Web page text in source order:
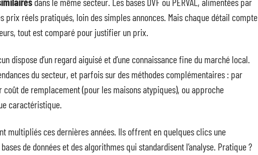
prix réels pratiqués, loin des simples annonces. Mais chaque détail compte
tout est comparé pour justifier un prix.
dispose d’un regard aiguisé et d’une connaissance fine du marché local.
du secteur, et parfois sur des méthodes complémentaires : par
de remplacement (pour les maisons atypiques), ou approche
caractéristique.
multipliés ces dernières années. Ils offrent en quelques clics une
de données et des algorithmes qui standardisent l’analyse. Pratique ?